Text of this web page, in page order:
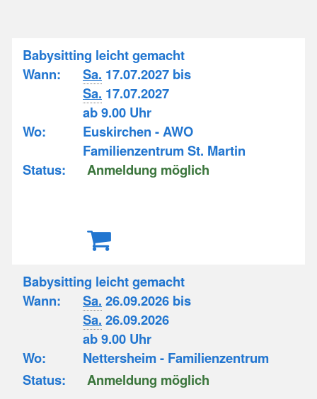
Babysitting leicht gemacht
Wann:
Sa. 17.07.2027 bis
Sa. 17.07.2027
ab 9.00 Uhr
Wo:
Euskirchen - AWO
Familienzentrum St. Martin
Status:
Anmeldung möglich
Babysitting leicht gemacht
Wann:
Sa. 26.09.2026 bis
Sa. 26.09.2026
ab 9.00 Uhr
Wo:
Nettersheim - Familienzentrum
Status:
Anmeldung möglich